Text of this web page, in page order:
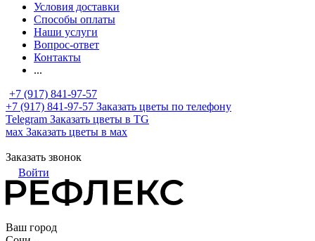
Условия доставки
Способы оплаты
Наши услуги
Вопрос-ответ
Контакты
...
+7 (917) 841-97-57
+7 (917) 841-97-57 Заказать цветы по телефону
Telegram Заказать цветы в TG
мах Заказать цветы в мах
Заказать звонок
Войти
Ваш город